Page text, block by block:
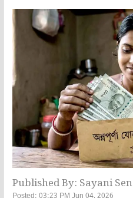
Published By: Sayani Sen
Posted: 03:23 PM Jun 04, 2026